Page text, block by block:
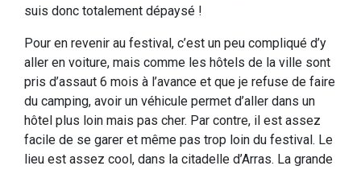
suis donc totalement dépaysé !
Pour en revenir au festival, c’est un peu compliqué d’y
aller en voiture, mais comme les hôtels de la ville sont
pris d’assaut 6 mois à l’avance et que je refuse de faire
du camping, avoir un véhicule permet d’aller dans un
hôtel plus loin mais pas cher. Par contre, il est assez
facile de se garer et même pas trop loin du festival. Le
lieu est assez cool, dans la citadelle d’Arras. La grande